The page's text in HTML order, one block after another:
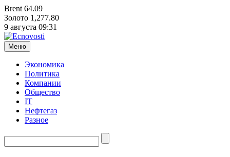
Brent 64.09
Золото 1,277.80
9 августа 09:31
Меню
Экономика
Политика
Компании
Общество
IT
Нефтегаз
Разное